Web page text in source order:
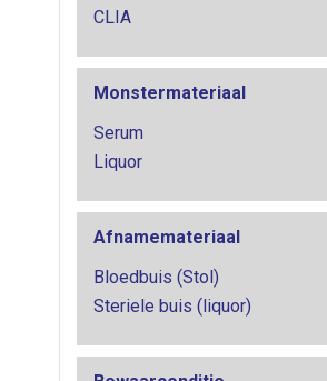
CLIA
Monstermateriaal
Serum
Liquor
Afnamemateriaal
Bloedbuis (Stol)
Steriele buis (liquor)